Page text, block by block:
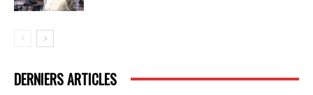
DERNIERS ARTICLES